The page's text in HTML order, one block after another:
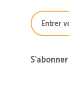
S'abonner